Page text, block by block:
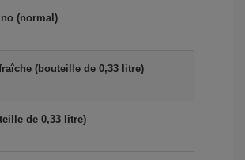
(normal)
(bouteille de 0,33 litre)
de 0,33 litre)